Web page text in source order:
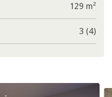
129 m²
3 (4)